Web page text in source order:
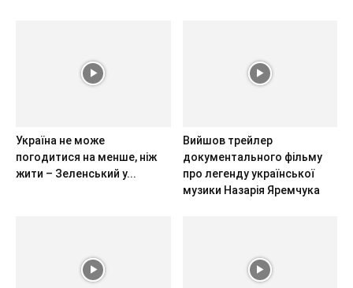
Україна не може
погодитися на менше, ніж
жити – Зеленський у...
Вийшов трейлер
документального фільму
про легенду української
музики Назарія Яремчука